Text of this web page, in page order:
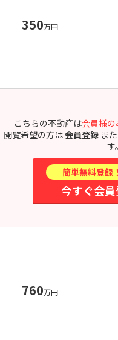
350万円
こちらの不動産は会員様
閲覧希望の方は会員登録ま
す。
簡単無料登録
今すぐ会
760万円